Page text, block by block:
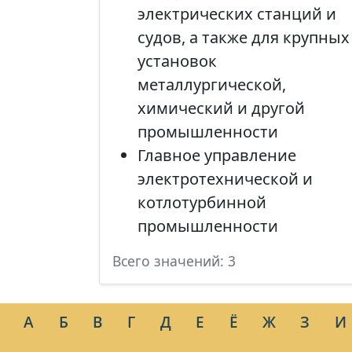
электрических станций и
судов, а также для крупных
установок
металлургической,
химический и другой
промышленности
Главное управление
электротехнической и
котлотурбинной
промышленности
Всего значений: 3
А Б В Г Д Е Ё Ж З И